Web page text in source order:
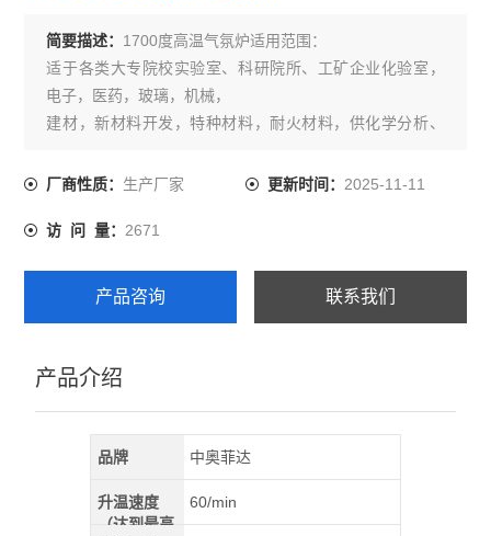
简要描述： 1700度高温气氛炉适用范围：
适于各类大专院校实验室、科研院所、工矿企业化验室，
电子，医药，玻璃，机械，
建材，新材料开发，特种材料，耐火材料，供化学分析、
的烧结和熔解、小型钢件等加热、焙烧、烘干、钎焊、热
厂商性质： 生产厂家 更新时间： 2025-11-11
访 问 量：2671
产品咨询 联系我们
产品介绍
品牌 中奥菲达
升温速度
（达到最高
60/min